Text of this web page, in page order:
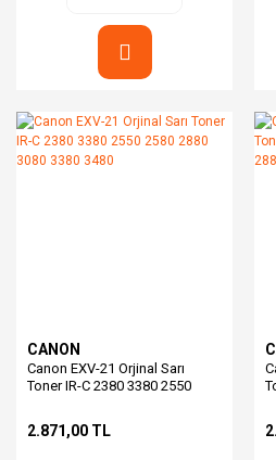
CANON
Canon EXV-21 Orjinal Sarı
Toner IR-C 2380 3380 2550
2.871,00 TL